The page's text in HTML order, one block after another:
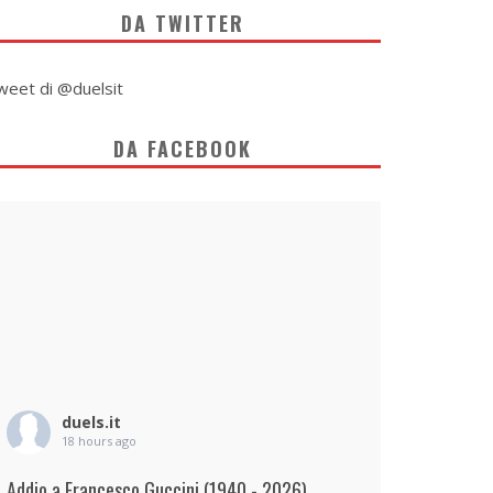
DA TWITTER
di @duelsit
DA FACEBOOK
duels.it
18 hours ago